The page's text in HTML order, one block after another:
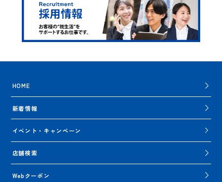
HOME
新着情報
イベント・キャンペーン
店舗検索
Webクーポン